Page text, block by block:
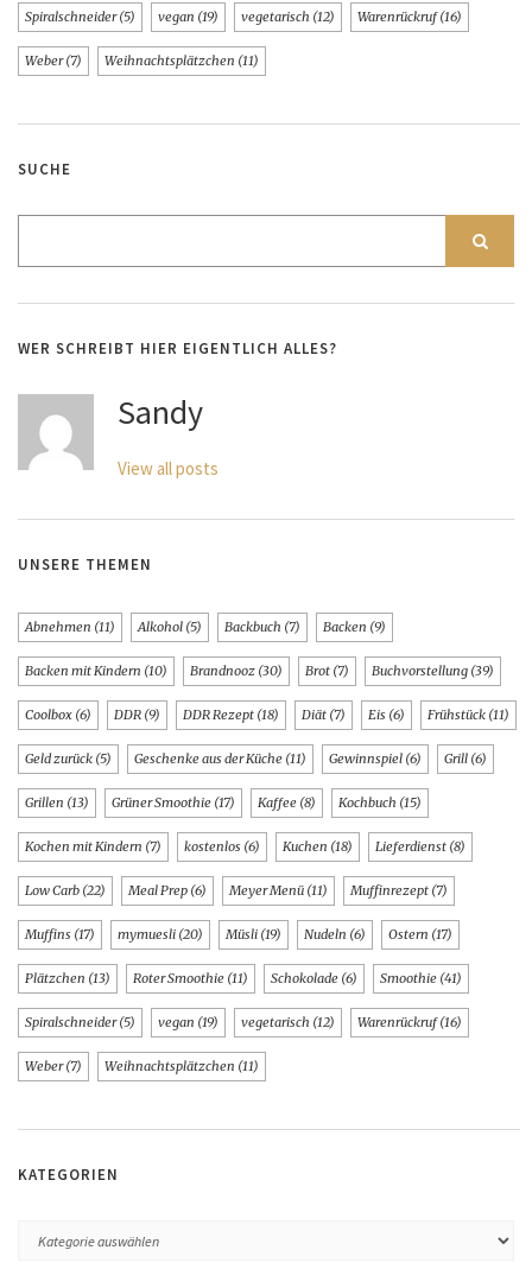
Spiralschneider(5) vegan (19) vegetarisch (12) Warenrückruf(16)
Weber(7) Weihnachtsplätzchen (11)
SUCHE
WER SCHREIBT HIER EIGENTLICH ALLES?
Sandy
View all posts
UNSERE THEMEN
Abnehmen (11) Alkohol (5) Backbuch (7) Backen (9)
Backen mit Kindern (10) Brandnooz (30) Brot (7) Buchvorstellung (39)
Coolbox (6) DDR (9) DDR Rezept (18) Diät (7) Eis (6) Frühstück (11)
Geld zurück (5) Geschenke aus der Küche (11) Gewinnspiel (6) Grill (6)
Grillen (13) Grüner Smoothie (17) Kaffee (8) Kochbuch (15)
Kochen mit Kindern (7) kostenlos (6) Kuchen (18) Lieferdienst (8)
Low Carb (22) Meal Prep (6) Meyer Menü (11) Muffinrezept (7)
Muffins (17) mymuesli (20) Müsli (19) Nudeln (6) Ostern (17)
Plätzchen (13) Roter Smoothie (11) Schokolade (6) Smoothie (41)
Spiralschneider(5) vegan (19) vegetarisch (12) Warenrückruf(16)
Weber(7) Weihnachtsplätzchen (11)
KATEGORIEN